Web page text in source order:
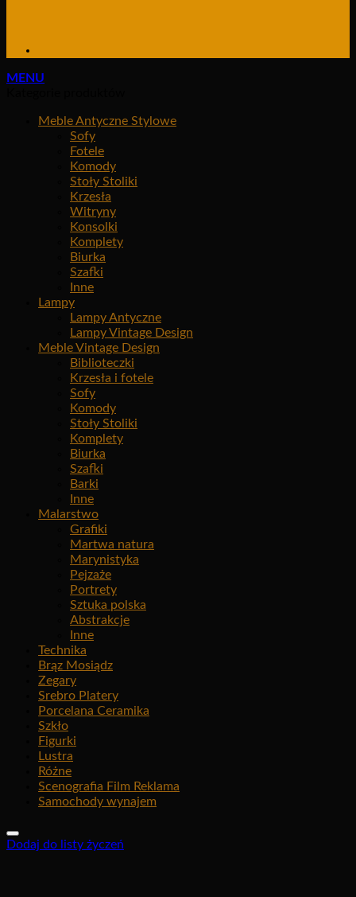
MENU
Meble Antyczne Stylowe
Sofy
Fotele
Komody
Stoły Stoliki
Krzesła
Witryny
Konsolki
Komplety
Biurka
Szafki
Inne
Lampy
Lampy Antyczne
Lampy Vintage Design
Meble Vintage Design
Biblioteczki
Krzesła i fotele
Sofy
Komody
Stoły Stoliki
Komplety
Biurka
Szafki
Barki
Inne
Malarstwo
Grafiki
Martwa natura
Marynistyka
Pejzaże
Portrety
Sztuka polska
Abstrakcje
Inne
Technika
Brąz Mosiądz
Zegary
Srebro Platery
Porcelana Ceramika
Szkło
Figurki
Lustra
Różne
Scenografia Film Reklama
Samochody wynajem
Dodaj do listy życzeń